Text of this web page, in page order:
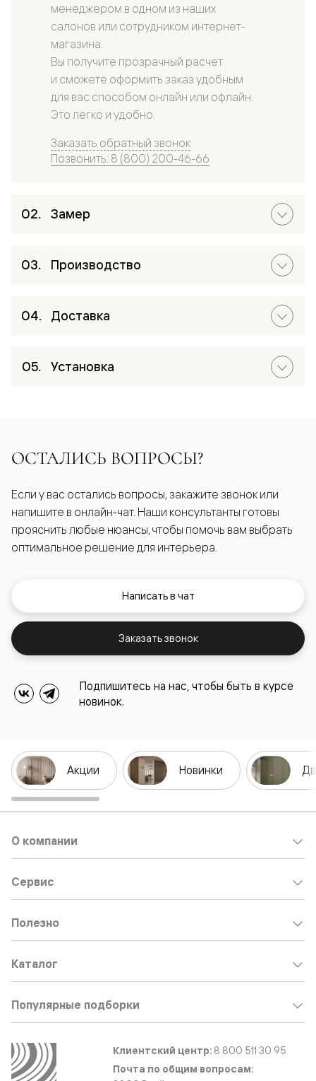
менеджером в одном из наших
салонов или сотрудником интернет-
магазина.
Вы получите прозрачный расчет
и сможете оформить заказ удобным
для вас способом онлайн или офлайн.
Это легко и удобно.
Заказать обратный звонок
Позвонить: 8 (800) 200-46-66
Замер
Производство
Доставка
Установка
ОСТАЛИСЬ ВОПРОСЫ?
Если у вас остались вопросы, закажите звонок или
напишите в онлайн-чат. Наши консультанты готовы
прояснить любые нюансы, чтобы помочь вам выбрать
оптимальное решение для интерьера.
Написать в чат
Заказать звонок
Подпишитесь на нас, чтобы быть в курсе
новинок.
Акции Новинки
О компании
Сервис
Полезно
Каталог
Популярные подборки
Клиентский центр: 8 800 511 30 95
Почта по общим вопросам: